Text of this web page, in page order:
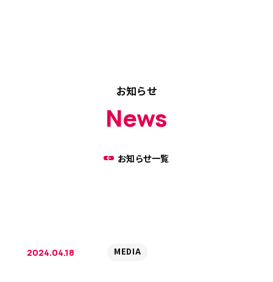
お知らせ
News
お知らせ一覧
2024.04.18 MEDIA